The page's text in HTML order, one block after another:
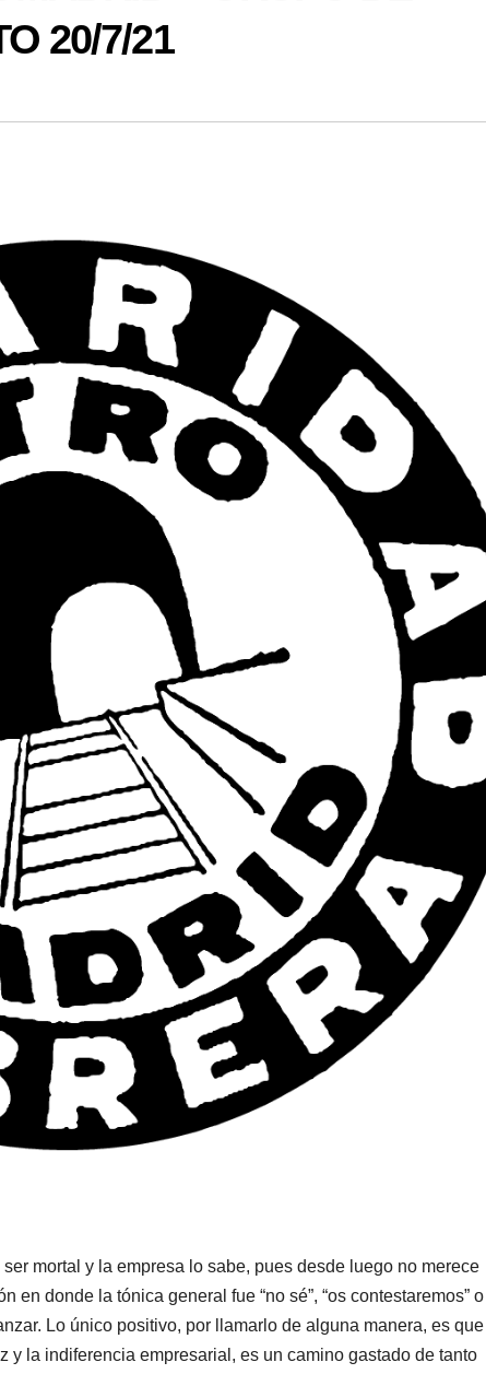
20/7/21
mortal y la empresa lo sabe, pues desde luego no merece
donde la tónica general fue “no sé”, “os contestaremos” o
Lo único positivo, por llamarlo de alguna manera, es
la indiferencia empresarial, es un camino gastado de tanto